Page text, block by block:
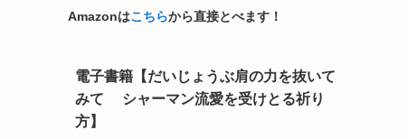
Amazonはこちらから直接とべます！
電子書籍【だいじょうぶ肩の力を抜いて
みて シャーマン流愛を受けとる祈り
方】